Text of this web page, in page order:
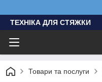
ТЕХНІКА ДЛЯ СТЯЖКИ
Товари та послуги